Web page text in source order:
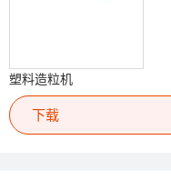
塑料造粒机
下载